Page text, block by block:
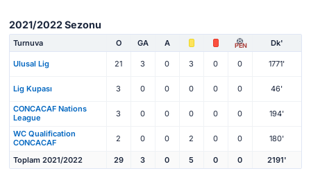
2021/2022 Sezonu
Turnuva O GA A PEN Dk'
Ulusal Lig 21 3 0 3 0 0 1771'
Lig Kupası 3 0 0 0 0 0 46'
CONCACAF Nations
League
3 0 0 0 0 0 194'
WC Qualification
CONCACAF
2 0 0 2 0 0 180'
Toplam 2021/2022 29 3 0 5 0 0 2191'